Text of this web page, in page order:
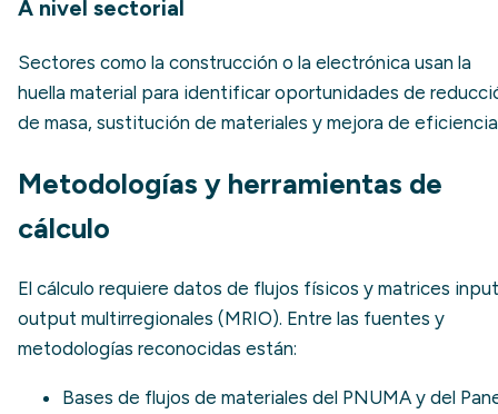
A nivel sectorial
Sectores como la construcción o la electrónica usan la
huella material para identificar oportunidades de
de masa, sustitución de materiales y mejora de
Metodologías y herramientas de
cálculo
El cálculo requiere datos de flujos físicos y matrices
output multirregionales (MRIO). Entre las fuentes y
metodologías reconocidas están:
Bases de flujos de materiales del PNUMA y del